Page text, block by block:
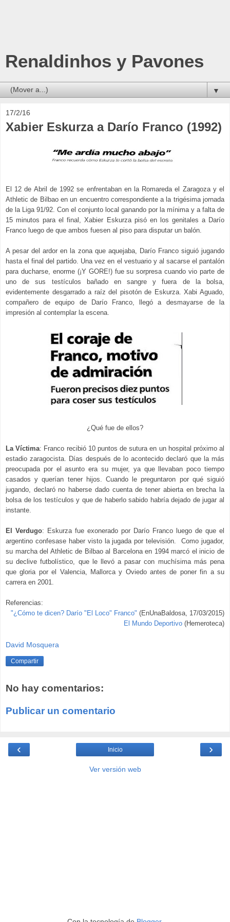
Renaldinhos y Pavones
▼
17/2/16
Xabier Eskurza a Darío Franco (1992)
El 12 de Abril de 1992 se enfrentaban en la Romareda el Zaragoza y el
Athletic de Bilbao en un encuentro correspondiente a la trigésima jornada
de la Liga 91/92. Con el conjunto local ganando por la mínima y a falta de
15 minutos para el final, Xabier Eskurza pisó en los genitales a Darío
Franco luego de que ambos fuesen al piso para disputar un balón.
A pesar del ardor en la zona que aquejaba, Darío Franco siguió jugando
hasta el final del partido. Una vez en el vestuario y al sacarse el pantalón
para ducharse, enorme (¡Y GORE!) fue su sorpresa cuando vio parte de
uno de sus testículos bañado en sangre y fuera de la bolsa,
evidentemente desgarrado a raíz del pisotón de Eskurza. Xabi Aguado,
compañero de equipo de Darío Franco, llegó a desmayarse de la
impresión al contemplar la escena.
¿Qué fue de ellos?
La Víctima: Franco recibió 10 puntos de sutura en un hospital próximo al
estadio zaragocista.
Días después de lo acontecido declaró que la más
preocupada por el asunto era su mujer, ya que llevaban poco tiempo
casados y querían tener hijos. Cuando le preguntaron por qué siguió
jugando, declaró no haberse dado cuenta de tener abierta en brecha la
bolsa de los testículos y que de haberlo sabido habría dejado de jugar al
instante.
El Verdugo: Eskurza fue exonerado por Darío Franco luego de que el
argentino confesase haber visto la jugada por televisión. Como jugador,
su marcha del Athletic de Bilbao al Barcelona en 1994 marcó el inicio de
su declive futbolístico, que le llevó a pasar con muchísima más pena
que gloria por el Valencia, Mallorca y Oviedo antes de poner fin a su
carrera en 2001.
Referencias:
"¿Cómo te dicen? Darío "El Loco" Franco" (EnUnaBaldosa, 17/03/2015)
El Mundo Deportivo (Hemeroteca)
David Mosquera
Compartir
No hay comentarios:
Publicar un comentario
‹ ›
Inicio
Ver versión web